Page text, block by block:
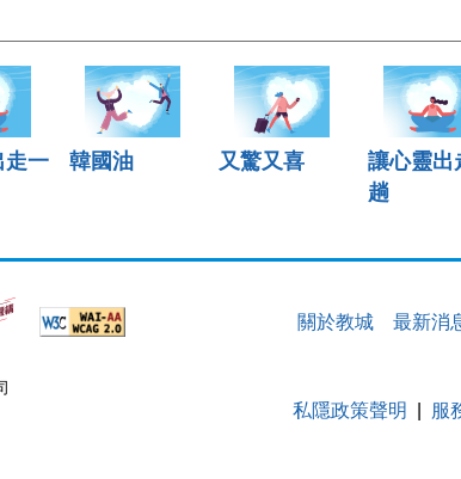
走一
韓國油 又驚又喜
讓心靈出
趟
關於教城 最新消
私隱政策聲明 服